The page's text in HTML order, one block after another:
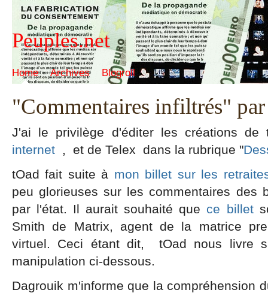
Peuples.net
Home Archives Blogroll
"Commentaires infiltrés"
J'ai le privilège d'éditer les créations de
internet
, et de Telex dans la rubrique "
tOad fait suite à mon billet sur les
peu glorieuses sur les commentaires des
par l'état. Il aurait souhaité que ce billet
Smith de Matrix, agent de la matrice
virtuel. Ceci étant dit, tOad nous livre
manipulation ci-dessous.
Dagrouik m'informe que la compréhension